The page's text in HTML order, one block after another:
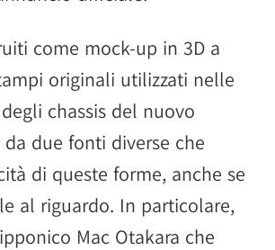
come mock-up in 3D a
originali utilizzati nelle
chassis del nuovo
due fonti diverse che
di queste forme, anche se
al riguardo. In particolare,
Mac Otakara che